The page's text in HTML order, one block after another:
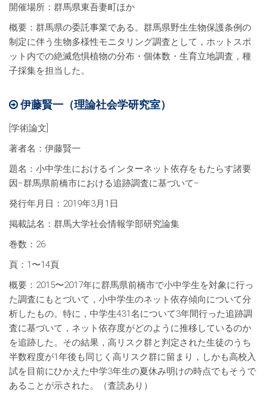
開催場所：群馬県東吾妻町ほか
概要：群馬県の委託事業である。群馬県野生生物保護条例の
制定に伴う生物多様性モニタリング調査として，ホットスポ
ット内での絶滅危惧植物の分布・個体数・生育立地調査，種
子採集を担当した。
伊藤賢一（理論社会学研究室）
[学術論文]
著者名：伊藤賢一
題名：小中学生におけるインターネット依存をもたらす諸要
因−群馬県前橋市における追跡調査に基づいて−
発行年月日：2019年3月1日
掲載誌名：群馬大学社会情報学部研究論集
巻数：26
頁：1〜14頁
概要：2015〜2017年に群馬県前橋市で小中学生を対象に行っ
た調査にもとづいて，小中学生のネット依存傾向について分
析したもの。特に，中学生431名について3年間行った追跡調
査に基づいて，ネット依存度がどのように推移しているのか
を追跡した。その結果，高リスク群と判定された生徒のうち
半数程度が1年後も同じく高リスク群に留まり，しかも高校入
試を目前にひかえた中学3年生の夏休み明けの時点でもそうで
あることが示された。（査読あり）